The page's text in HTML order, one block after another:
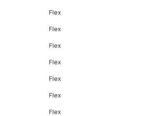
Flex
Flex
Flex
Flex
Flex
Flex
Flex